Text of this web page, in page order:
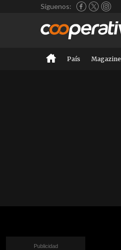
Síguenos:
País Magazine